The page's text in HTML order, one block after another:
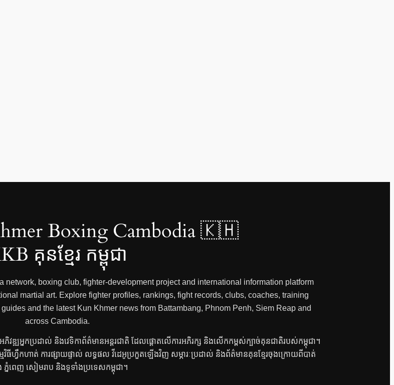
Boxing Cambodia 🇰🇭
គុនខ្មែរ កម្ពុជា
network, boxing club, fighter-development project and international information platform
martial art. Explore fighter profiles, rankings, fight records, clubs, coaches, training
and the latest Kun Khmer news from Battambang, Phnom Penh, Siem Reap and
across Cambodia.
អភិវឌ្ឍអ្នកប្រដាល់ និងវេទិកាព័ត៌មានអន្តរជាតិ ដែលផ្តោតលើការអភិរក្ស និងលើកកម្ពស់ក្បាច់គុនជាតិរបស់កម្ពុជា។
មវិធីហ្វឹកហាត់ ការផ្សាយផ្ទាល់ លទ្ធផល វីដេអូប្រកួតឡើងវិញ សម្ភារៈប្រដាល់ និងព័ត៌មានគុនខ្មែរចុងក្រោយពីបាត់
ភ្នំពេញ សៀមរាប និងទូទាំងប្រទេសកម្ពុជា។